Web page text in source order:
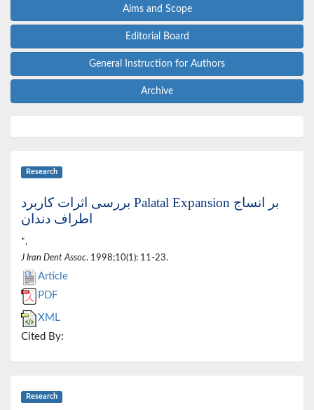
Aims and Scope
Editorial Board
General Instruction for Authors
Archive
Research
بررسی اثرات کاربرد Palatal Expansion بر انساج
اطراف دندان
*,
J Iran Dent Assoc. 1998;10(1): 11-23.
Article
PDF
XML
Cited By:
Research